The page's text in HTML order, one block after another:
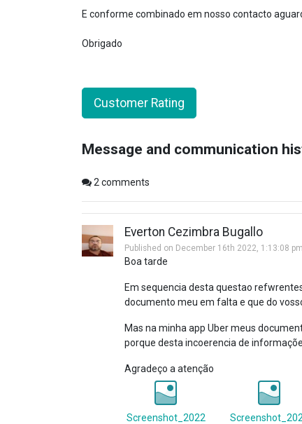
E conforme combinado em nosso contacto
Obrigado
Customer Rating
Message and communication
2 comments
Everton Cezimbra Bugallo
Published on December 16th 2022, 1:13:08 pm
Boa tarde
Em sequencia desta questao
documento meu em falta e que do
Mas na minha app Uber meus
porque desta incoerencia de
Agradeço a atenção
Screenshot_2022